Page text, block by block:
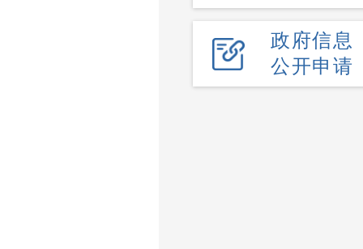
政府信息
公开申请